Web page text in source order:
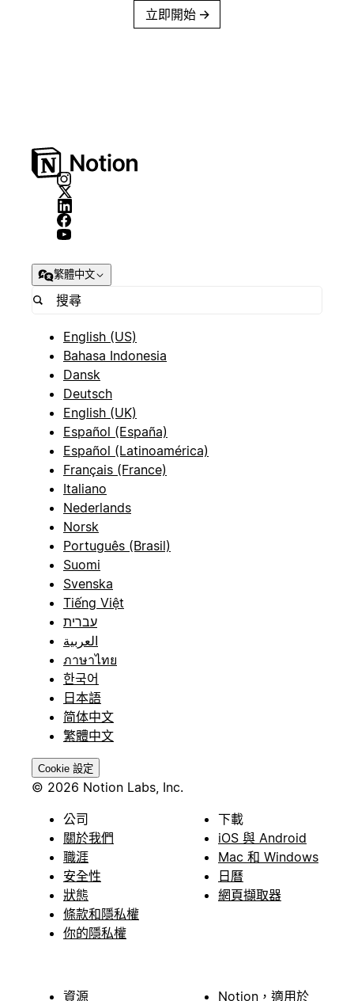
立即開始 →
繁體中文
English (US)
Bahasa Indonesia
Dansk
Deutsch
English (UK)
Español (España)
Español (Latinoamérica)
Français (France)
Italiano
Nederlands
Norsk
Português (Brasil)
Suomi
Svenska
Tiếng Việt
עברית
العربية
ภาษาไทย
한국어
日本語
简体中文
繁體中文
Cookie 設定
© 2026 Notion Labs, Inc.
公司
關於我們
職涯
安全性
狀態
條款和隱私權
你的隱私權
下載
iOS 與 Android
Mac 和 Windows
日曆
網頁擷取器
資源 Notion，適用於